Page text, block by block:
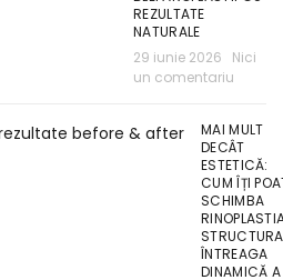
REZULTATE
NATURALE
29 iunie 2026
Nici
un comentariu
MAI MULT
DECÂT
ESTETICĂ:
CUM ÎȚI
SCHIMBA
ÎNTREAGA
DINAMICĂ A